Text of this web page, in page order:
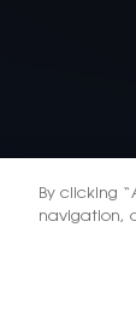
By clicking
navigation,